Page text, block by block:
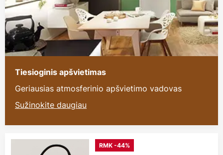
Tiesioginis apšvietimas
Geriausias atmosferinio apšvietimo vadovas
Sužinokite daugiau
RMK -44%